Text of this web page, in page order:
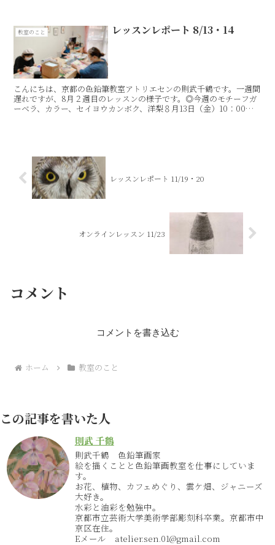
教室のこと レッスンレポート 8/13・14
こんにちは、京都の色鉛筆教室アトリエセンの則武千鶴です。一週間
遅れですが、8月２週目のレッスンの様子です。◎今週のモチーフガ
ーベラ、カラー、セイヨウカンボク、洋梨８月13日（金）10：00〜
レッスンレポート 11/19・20
オンラインレッスン 11/23
コメント
コメントを書き込む
ホーム 教室のこと
この記事を書いた人
則武 千鶴
則武千鶴 色鉛筆画家
絵を描くことと色鉛筆画教室を仕事にしていま
す。
お花、植物、カフェめぐり、雲ケ畑、ジャニーズ
大好き。
水彩と油彩を勉強中。
京都市立芸術大学美術学部彫刻科卒業。京都市中
京区在住。
Eメール atelier.sen.01@gmail.com